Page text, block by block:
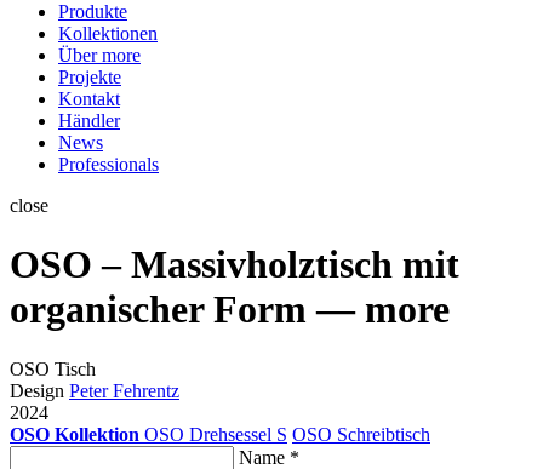
Produkte
Kollektionen
Über more
Projekte
Kontakt
Händler
News
Professionals
close
OSO – Massivholztisch mit
organischer Form — more
OSO Tisch
Design Peter Fehrentz
2024
OSO Kollektion OSO Drehsessel S OSO Schreibtisch
Name *